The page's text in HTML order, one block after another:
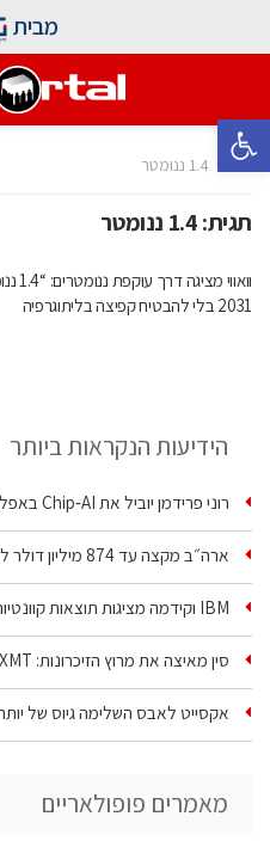
פתח סרגל נגישות
מבית
בית 1.4 ננומטר
תגית:1.4 ננומטר
וואווי
2031 בלי להבטיח קפיצה בליתוגרפיה
הידיעות הנקראות ביותר
רוני פרידמן יוביל את Chip‑AI באפל; טל ענבר ינהל את…
ארה״ב מקצה עד 874 מיליון דולר לשבע טכנולוגיות שבבים…
IBM וקידמה מציגות תוצאות קוונטיות מעבר ליכולת…
סין מאיצה את מרוץ הזיכרונות: CXMT שוקלת להקים מפעל…
אקסייט לאבס השלימה גיוס של יותר מ־300 מיליון
מאמרים פופולאריים